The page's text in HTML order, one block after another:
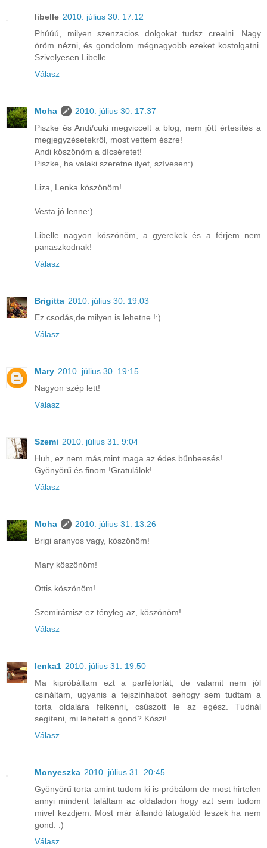
libelle 2010. július 30. 17:12
Phúúú, milyen szenzacios dolgokat tudsz crealni. Nagy
öröm nézni, és gondolom mégnagyobb ezeket kostolgatni.
Szivelyesen Libelle
Válasz
Moha
2010. július 30. 17:37
Piszke és Andi/cuki megviccelt a blog, nem jött értesítés a
megjegyzésetekről, most vettem észre!
Andi köszönöm a dícséretet!
Piszke, ha valaki szeretne ilyet, szívesen:)
Liza, Lenka köszönöm!
Vesta jó lenne:)
Libelle nagyon köszönöm, a gyerekek és a férjem nem
panaszkodnak!
Válasz
Brigitta 2010. július 30. 19:03
Ez csodás,de milyen is lehetne !:)
Válasz
Mary 2010. július 30. 19:15
Nagyon szép lett!
Válasz
Szemi 2010. július 31. 9:04
Huh, ez nem más,mint maga az édes bűnbeesés!
Gyönyörű és finom !Gratulálok!
Válasz
Moha
2010. július 31. 13:26
Brigi aranyos vagy, köszönöm!
Mary köszönöm!
Ottis köszönöm!
Szemirámisz ez tényleg az, köszönöm!
Válasz
lenka1 2010. július 31. 19:50
Ma kipróbáltam ezt a parfétortát, de valamit nem jól
csináltam, ugyanis a tejszínhabot sehogy sem tudtam a
torta oldalára felkenni, csúszott le az egész. Tudnál
segíteni, mi lehetett a gond? Köszi!
Válasz
Monyeszka 2010. július 31. 20:45
Gyönyörű torta amint tudom ki is próbálom de most hirtelen
annyi mindent találtam az oldaladon hogy azt sem tudom
mivel kezdjem. Most már állandó látogatód leszek ha nem
gond. :)
Válasz